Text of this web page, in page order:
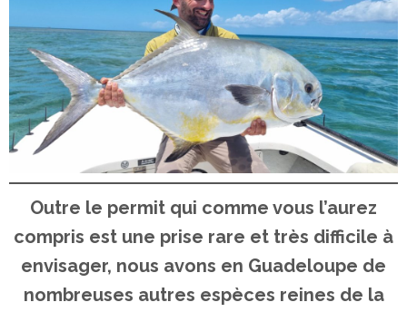
Outre le permit qui comme vous l’aurez
compris est une prise rare et très difficile à
envisager, nous avons en Guadeloupe de
nombreuses autres espèces reines de la